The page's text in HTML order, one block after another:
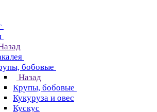
бобовые
Назад
Крупы, бобовые
Кукуруза и овес
Кускус